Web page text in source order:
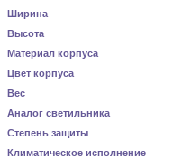
Ширина
Высота
Материал корпуса
Цвет корпуса
Вес
Аналог светильника
Степень защиты
Климатическое исполнение